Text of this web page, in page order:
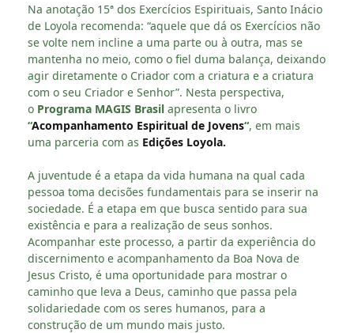
Na anotação 15ª dos Exercícios Espirituais, Santo Inácio
de Loyola recomenda: “aquele que dá os Exercícios não
se volte nem incline a uma parte ou à outra, mas se
mantenha no meio, como o fiel duma balança, deixando
agir diretamente o Criador com a criatura e a criatura
com o seu Criador e Senhor”. Nesta perspectiva,
o Programa MAGIS Brasil apresenta o livro
“Acompanhamento Espiritual de Jovens“, em mais
uma parceria com as Edições Loyola.
A juventude é a etapa da vida humana na qual cada
pessoa toma decisões fundamentais para se inserir na
sociedade. É a etapa em que busca sentido para sua
existência e para a realização de seus sonhos.
Acompanhar este processo, a partir da experiência do
discernimento e acompanhamento da Boa Nova de
Jesus Cristo, é uma oportunidade para mostrar o
caminho que leva a Deus, caminho que passa pela
solidariedade com os seres humanos, para a
construção de um mundo mais justo.